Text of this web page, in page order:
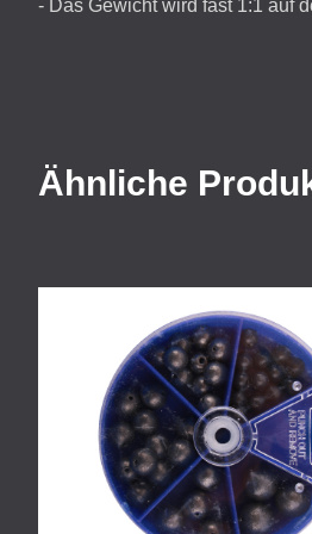
- Das Gewicht wird fast 1:1 auf
Ähnliche